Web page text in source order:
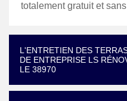
totalement gratuit et
L'ENTRETIEN DES
DE ENTREPRISE LS
LE 38970